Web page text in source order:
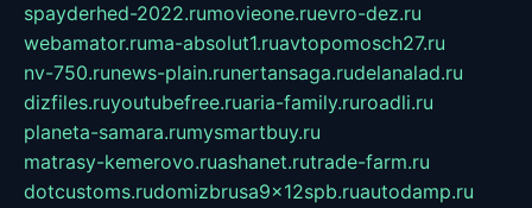
spayderhed-2022.rumovieone.ruevro-dez.ru
webamator.ruma-absolut1.ruavtopomosch27.ru
nv-750.runews-plain.runertansaga.rudelanalad.ru
dizfiles.ruyoutubefree.ruaria-family.ruroadli.ru
planeta-samara.rumysmartbuy.ru
matrasy-kemerovo.ruashanet.rutrade-farm.ru
dotcustoms.rudomizbrusa9x12spb.ruautodamp.ru